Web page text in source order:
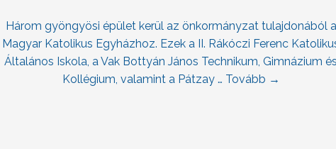
Három gyöngyösi épület kerül az önkormányzat tulajdonából a
Magyar Katolikus Egyházhoz. Ezek a II. Rákóczi Ferenc
Általános Iskola, a Vak Bottyán János Technikum, Gimnázium és
Kollégium, valamint a Pátzay … Tovább →